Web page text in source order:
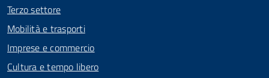
Terzo settore
Mobilità e trasporti
Imprese e commercio
Cultura e tempo libero